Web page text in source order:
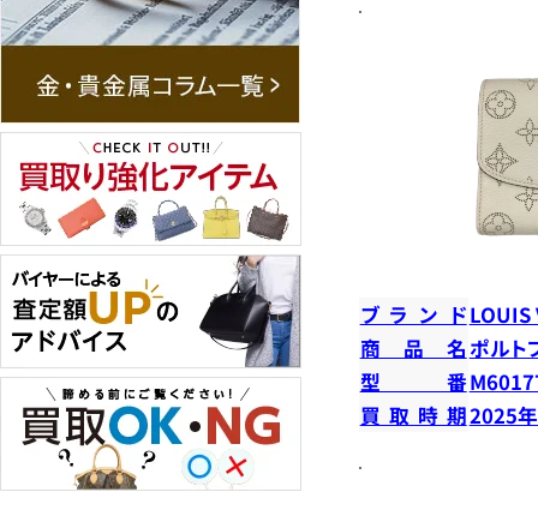
ブランドLOUIS
商品名ポルト
型番
買取時期2025